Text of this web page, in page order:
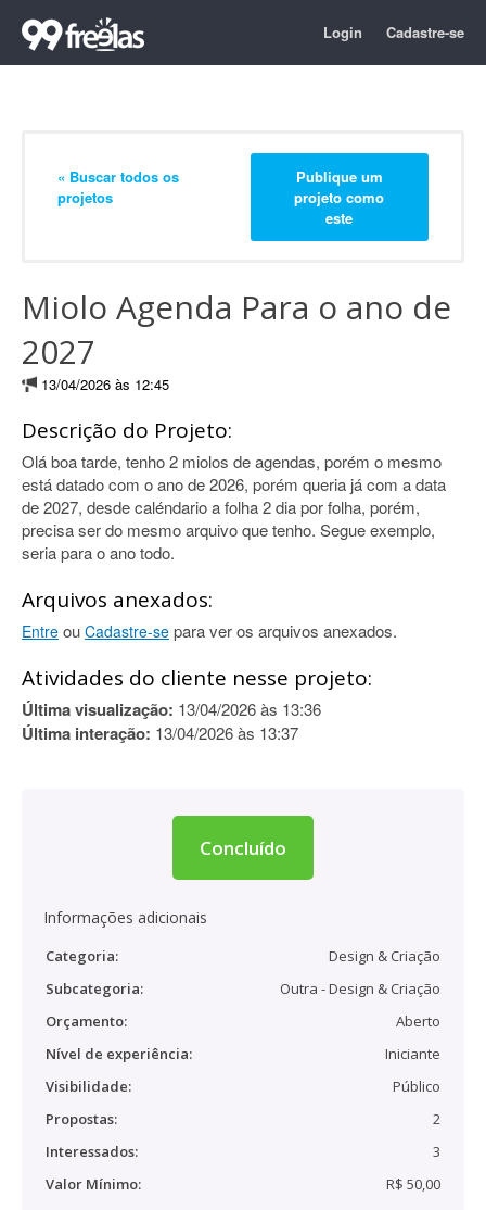
Login Cadastre-se
« Buscar todos os
projetos
Publique um
projeto como
este
Miolo Agenda Para o ano de
2027
13/04/2026 às 12:45
Descrição do Projeto:
Olá boa tarde, tenho 2 miolos de agendas, porém o mesmo
está datado com o ano de 2026, porém queria já com a data
de 2027, desde caléndario a folha 2 dia por folha, porém,
precisa ser do mesmo arquivo que tenho. Segue exemplo,
seria para o ano todo.
Arquivos anexados:
Entre ou Cadastre-se para ver os arquivos anexados.
Atividades do cliente nesse projeto:
Última visualização: 13/04/2026 às 13:36
Última interação: 13/04/2026 às 13:37
Concluído
Informações adicionais
Categoria:
Design & Criação
Subcategoria:
Outra - Design & Criação
Orçamento:
Aberto
Nível de experiência:
Iniciante
Visibilidade:
Público
Propostas:
2
Interessados:
3
Valor Mínimo:
R$ 50,00